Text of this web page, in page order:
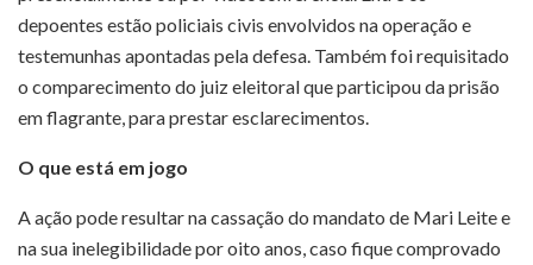
depoentes estão policiais civis envolvidos na operação e
testemunhas apontadas pela defesa. Também foi requisitado
o comparecimento do juiz eleitoral que participou da prisão
em flagrante, para prestar esclarecimentos.
O que está em jogo
A ação pode resultar na cassação do mandato de Mari Leite e
na sua inelegibilidade por oito anos, caso fique comprovado